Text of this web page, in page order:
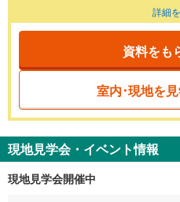
詳細
資料をも
室内･現地を
現地見学会・イベント情報
現地見学会開催中